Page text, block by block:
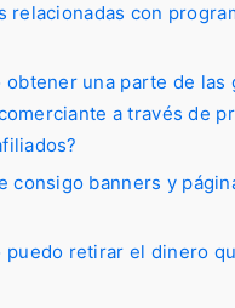
relacionadas con
obtener una parte de las
a través de
consigo banners y
puedo retirar el dinero